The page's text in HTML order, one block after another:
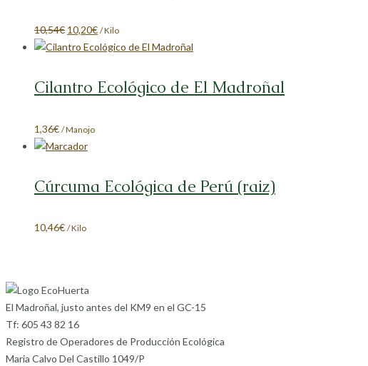
10,54€ El
precio
10,54€.
10,20€El
precio
10,20€.
/ Kilo
Cilantro Ecológico de El Madroñal
1,36€ / Manojo
Cúrcuma Ecológica de Perú (raiz)
10,46€ / Kilo
El Madroñal, justo antes del KM9 en el GC-15
Tf: 605 43 82 16
Registro de Operadores de Producción Ecológica
Maria Calvo Del Castillo 1049/P